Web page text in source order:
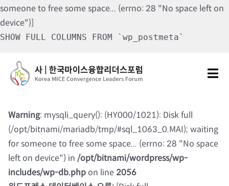
someone to free some space... (errno: 28 "No space left on
device")]
SHOW FULL COLUMNS FROM `wp_postmeta`
content
포럼소식
칼럼 및 기고
Warning: mysqli_query(): (HY000/1021): Disk full
(/opt/bitnami/mariadb/tmp/#sql_1063_0.MAI); waiting
for someone to free some space... (errno: 28 "No space
left on device") in /opt/bitnami/wordpress/wp-
includes/wp-db.phpon line2056